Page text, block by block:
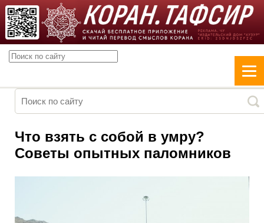
Что взять с собой в умру?
Советы опытных паломников